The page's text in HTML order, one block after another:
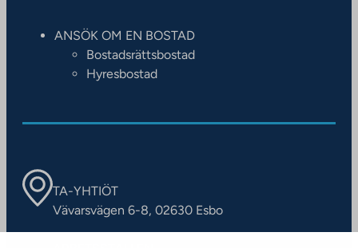
ANSÖK OM EN BOSTAD
Bostadsrättsbostad
Hyresbostad
TA-YHTIÖT
Vävarsvägen 6-8, 02630 Esbo